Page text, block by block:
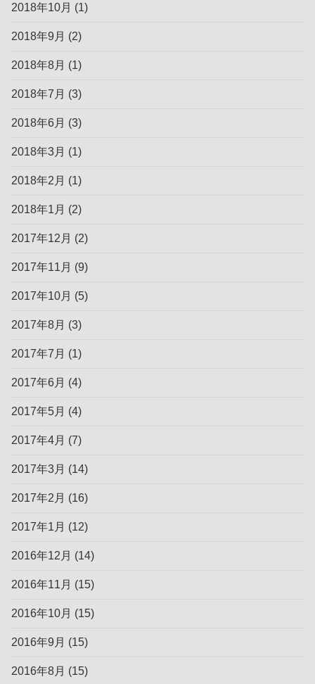
2018年10月 (1)
2018年9月 (2)
2018年8月 (1)
2018年7月 (3)
2018年6月 (3)
2018年3月 (1)
2018年2月 (1)
2018年1月 (2)
2017年12月 (2)
2017年11月 (9)
2017年10月 (5)
2017年8月 (3)
2017年7月 (1)
2017年6月 (4)
2017年5月 (4)
2017年4月 (7)
2017年3月 (14)
2017年2月 (16)
2017年1月 (12)
2016年12月 (14)
2016年11月 (15)
2016年10月 (15)
2016年9月 (15)
2016年8月 (15)